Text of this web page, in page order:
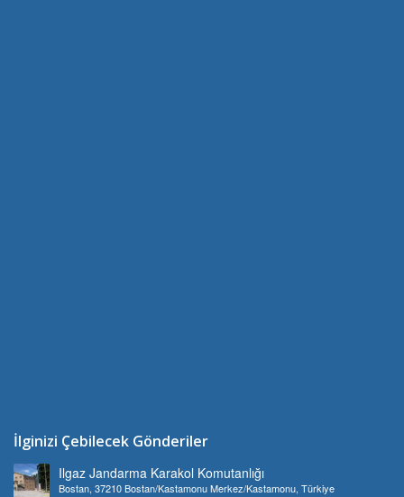
İlginizi Çebilecek Gönderiler
Ilgaz Jandarma Karakol Komutanlığı
Bostan, 37210 Bostan/Kastamonu Merkez/Kastamonu, Türkiye